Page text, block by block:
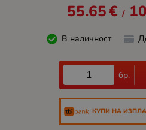
55.65€ /
В наличност
бр.
КУПИ НА